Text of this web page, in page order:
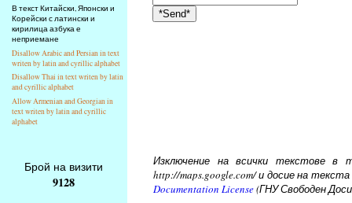
В текст Китайски, Японски и
Корейски с латински и
кирилица азбука е
неприемане
Disallow Arabic and Persian in text
writen by latin and cyrillic alphabet
Disallow Thai in text writen by latin
and cyrillic alphabet
Allow Armenian and Georgian in
text writen by latin and cyrillic
alphabet
Брой на визити
9128
Изключение на всички текстове в
http://maps.google.com/ и досие на
Documentation License(ГНУ Свободен